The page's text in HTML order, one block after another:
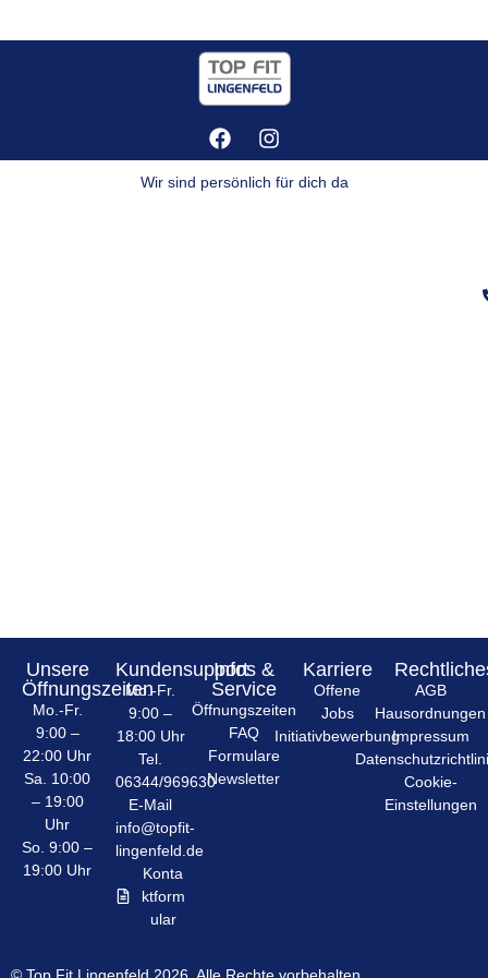
Wir sind persönlich für dich da
Unsere
Öffnungszeiten
Mo.-Fr.
9:00 –
22:00 Uhr
Sa. 10:00
– 19:00
Uhr
So. 9:00 –
19:00 Uhr
Kundensupport
Mo.-Fr.
9:00 –
18:00 Uhr
Tel.
06344/969630
E-Mail
info@topfit-
lingenfeld.de
Konta
ktform
ular
Infos &
Service
Öffnungszeiten
FAQ
Formulare
Newsletter
Karriere
Offene
Jobs
Initiativbewerbung
AGB
Hausordnungen
Impressum
Cookie-
Einstellungen